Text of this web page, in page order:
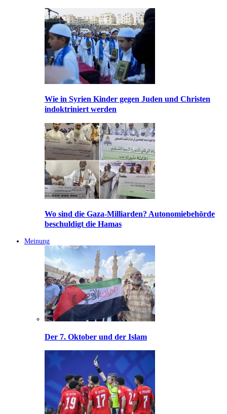
Wie in Syrien Kinder gegen Juden und Christen
indoktriniert werden
Wo sind die Gaza-Milliarden? Autonomiebehörde
beschuldigt die Hamas
Meinung
Der 7. Oktober und der Islam